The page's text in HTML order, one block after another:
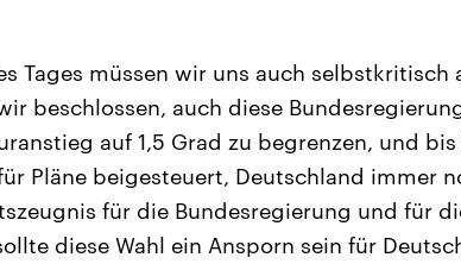
Tages müssen wir uns auch selbstkritisch
beschlossen, auch diese
auf 1,5 Grad zu begrenzen, und
Pläne beigesteuert, Deutschland immer
für die Bundesregierung und für
diese Wahl ein Ansporn sein für